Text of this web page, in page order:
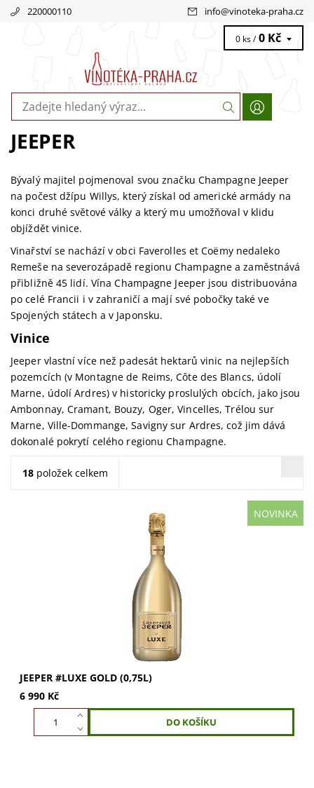
220000110 info@vinoteka-praha.cz
0 ks / 0 Kč
JEEPER
Bývalý majitel pojmenoval svou značku Champagne Jeeper
na počest džípu Willys, který získal od americké armády na
konci druhé světové války a který mu umožňoval v klidu
objíždět vinice.
Vinařství se nachází v obci Faverolles et Coëmy nedaleko
Remeše na severozápadě regionu Champagne a zaměstnává
přibližně 45 lidí. Vína Champagne Jeeper jsou distribuována
po celé Francii i v zahraničí a mají své pobočky také ve
Spojených státech a v Japonsku.
Vinice
Jeeper vlastní více než padesát hektarů vinic na nejlepších
pozemcích (v Montagne de Reims, Côte des Blancs, údolí
Marne, údolí Ardres) v historicky proslulých obcích, jako jsou
Ambonnay, Cramant, Bouzy, Oger, Vincelles, Trélou sur
Marne, Ville-Dommange, Savigny sur Ardres, což jim dává
dokonalé pokrytí celého regionu Champagne.
18 položek celkem
NOVINKA
JEEPER #Luxe Gold 0,75l - luxusní zlatá edice z
Champagne pro skutečné hédonisty. Užijte si jedinečnou
chuť bez omezení. Směs Chardonnay, Pinot...
JEEPER #LUXE GOLD (0,75L)
6 990 Kč